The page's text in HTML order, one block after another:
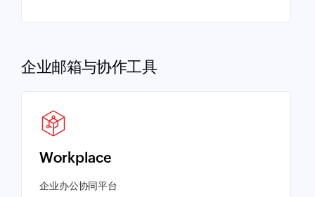
企业邮箱与协作工具
Workplace
企业办公协同平台